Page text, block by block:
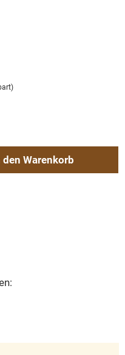
ein oder benutze die Schaltflächen
den Warenkorb